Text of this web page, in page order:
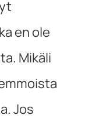
en ole
Mikäli
Jos